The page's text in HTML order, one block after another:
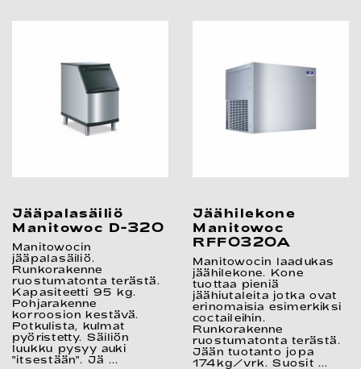
Jääpalasäiliö
Manitowoc D-320
Manitowocin
jääpalasäiliö.
Runkorakenne
ruostumatonta terästä.
Kapasiteetti 95 kg.
Pohjarakenne
korroosion kestävä.
Potkulista, kulmat
pyöristetty. Säiliön
luukku pysyy auki
"itsestään". Jä ...
Jäähilekone
Manitowoc
RFF0320A
Manitowocin laadukas
jäähilekone. Kone
tuottaa pieniä
jäähiutaleita jotka ovat
erinomaisia esimerkiksi
coctaileihin.
Runkorakenne
ruostumatonta terästä.
Jään tuotanto jopa
174kg/vrk. Suosit ...